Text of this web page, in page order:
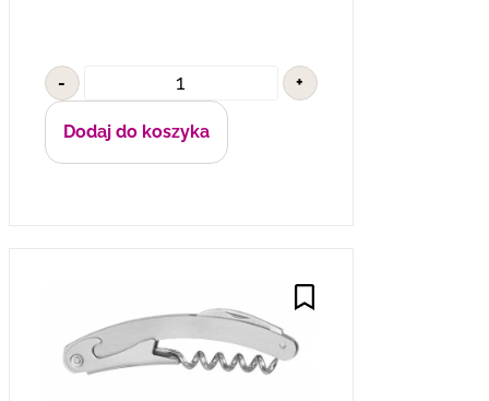
- +
Dodaj do koszyka